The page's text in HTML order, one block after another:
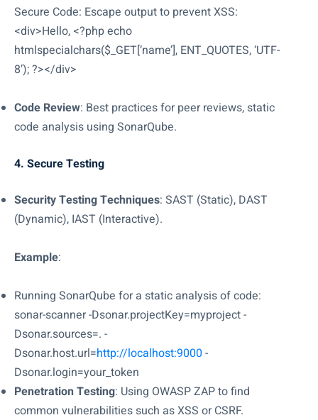
Secure Code: Escape output to prevent XSS:
<div>Hello, <?php echo
htmlspecialchars($_GET[‘name’], ENT_QUOTES, ‘UTF-
8’); ?></div>
Code Review: Best practices for peer reviews, static
code analysis using SonarQube.
4. Secure Testing
Security Testing Techniques: SAST (Static), DAST
(Dynamic), IAST (Interactive).
Example:
Running SonarQube for a static analysis of code:
sonar-scanner -Dsonar.projectKey=myproject -
Dsonar.sources=. -
Dsonar.host.url=http://localhost:9000-
Dsonar.login=your_token
Penetration Testing: Using OWASP ZAP to find
common vulnerabilities such as XSS or CSRF.